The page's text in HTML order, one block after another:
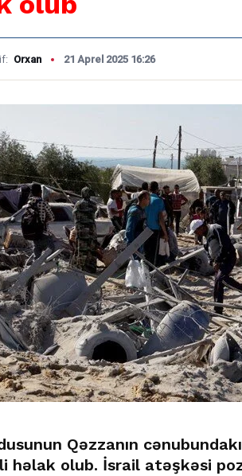
Orxan 21 Aprel 2025 16:26
Qəzzanın
həlak olub. İsrail atəşkəsi